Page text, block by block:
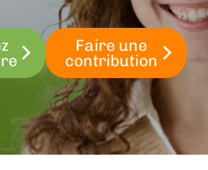
Faire une
contribution